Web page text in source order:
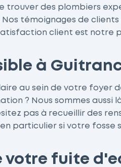
trouver des plombiers
témoignages de clients
client est notre
à
au sein de votre foyer
? Nous sommes aussi
pas à recueillir des
particulier si votre
votre fuite